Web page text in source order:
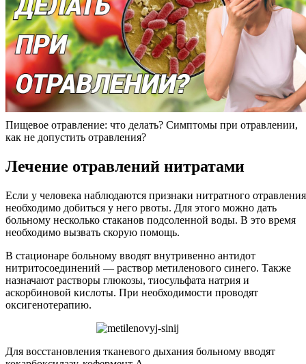
Пищевое отравление: что делать? Симптомы при отравлении,
как не допустить отравления?
Лечение отравлений нитратами
Если у человека наблюдаются признаки нитратного
необходимо добиться у него рвоты. Для этого можно дать
больному несколько стаканов подсоленной воды. В это время
необходимо вызвать скорую помощь.
В стационаре больному вводят внутривенно антидот
нитритосоединений — раствор метиленового синего. Также
назначают растворы глюкозы, тиосульфата натрия и
аскорбиновой кислоты. При необходимости проводят
оксигенотерапию.
Для восстановления тканевого дыхания больному вводят